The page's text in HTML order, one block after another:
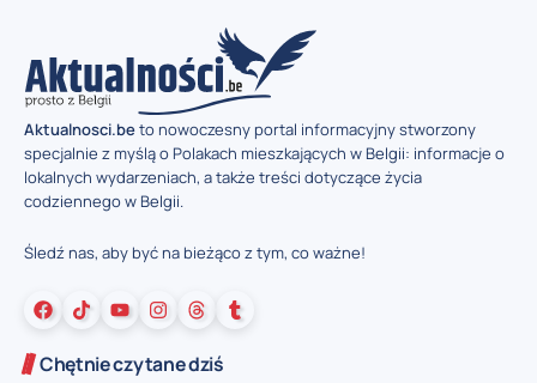
Aktualnosci.beto nowoczesny portal informacyjny stworzony
specjalnie z myślą o Polakach mieszkających w Belgii: informacje o
lokalnych wydarzeniach, a także treści dotyczące życia
codziennego w Belgii.
Śledź nas, aby być na bieżąco z tym, co ważne!
Chętnie czytane dziś